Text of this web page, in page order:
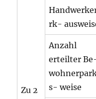
Zu 2
rk-
Anzahl
erteilter
s- weise